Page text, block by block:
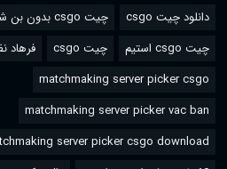
دانلود چیت csgo چیت csgo بدون بن شدن
چیت csgo استیم
چیت csgo
فرهاد
matchmaking server picker csgo
matchmaking server picker vac ban
server picker csgo download